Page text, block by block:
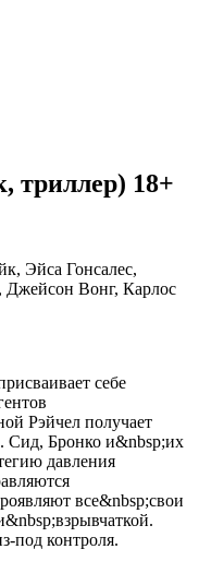
триллер) 18+
Эйса Гонсалес,
Вонг, Карлос
себе
Рэйчел получает
Сид, Бронко и&nbsp;их
давления
все&nbsp;свои
под контроля.